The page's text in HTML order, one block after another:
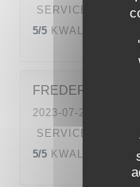
SERVICE
5/5 KWALITEIT /
FREDERIC
2023-07-21
- 19:45
SERVICE
5/5 KWALITEIT /